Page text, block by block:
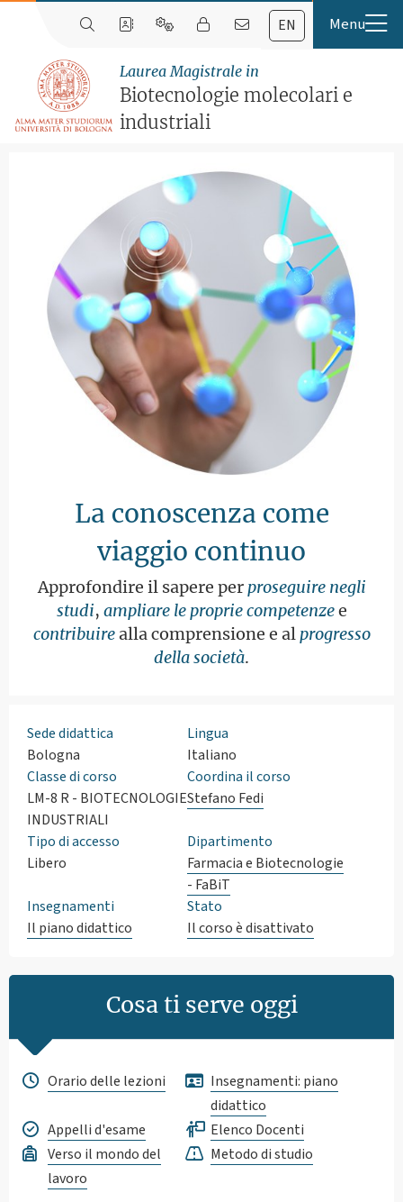
EN
Laurea Magistrale in
Biotecnologie molecolari e
industriali
La conoscenza come
viaggio continuo
Approfondire il sapere per proseguire negli
studi, ampliare le proprie competenzee
contribuirealla comprensione e al progresso
della società.
Sede didattica
Bologna
Lingua
Italiano
Classe di corso
LM-8 R - BIOTECNOLOGIE
INDUSTRIALI
Coordina il corso
Stefano Fedi
Tipo di accesso
Libero
Dipartimento
Farmacia e Biotecnologie
- FaBiT
Insegnamenti
Il piano didattico
Stato
Il corso è disattivato
Cosa ti serve oggi
Orario delle lezioni
Insegnamenti: piano
didattico
Appelli d'esame
Elenco Docenti
Verso il mondo del
lavoro
Metodo di studio